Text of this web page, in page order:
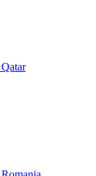
Qatar